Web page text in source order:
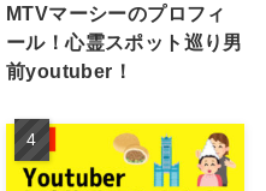
MTVマーシーのプロフィ
ール！心霊スポット巡り男
前youtuber！